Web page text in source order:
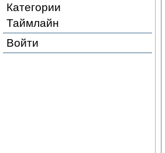
Категории
Таймлайн
Войти